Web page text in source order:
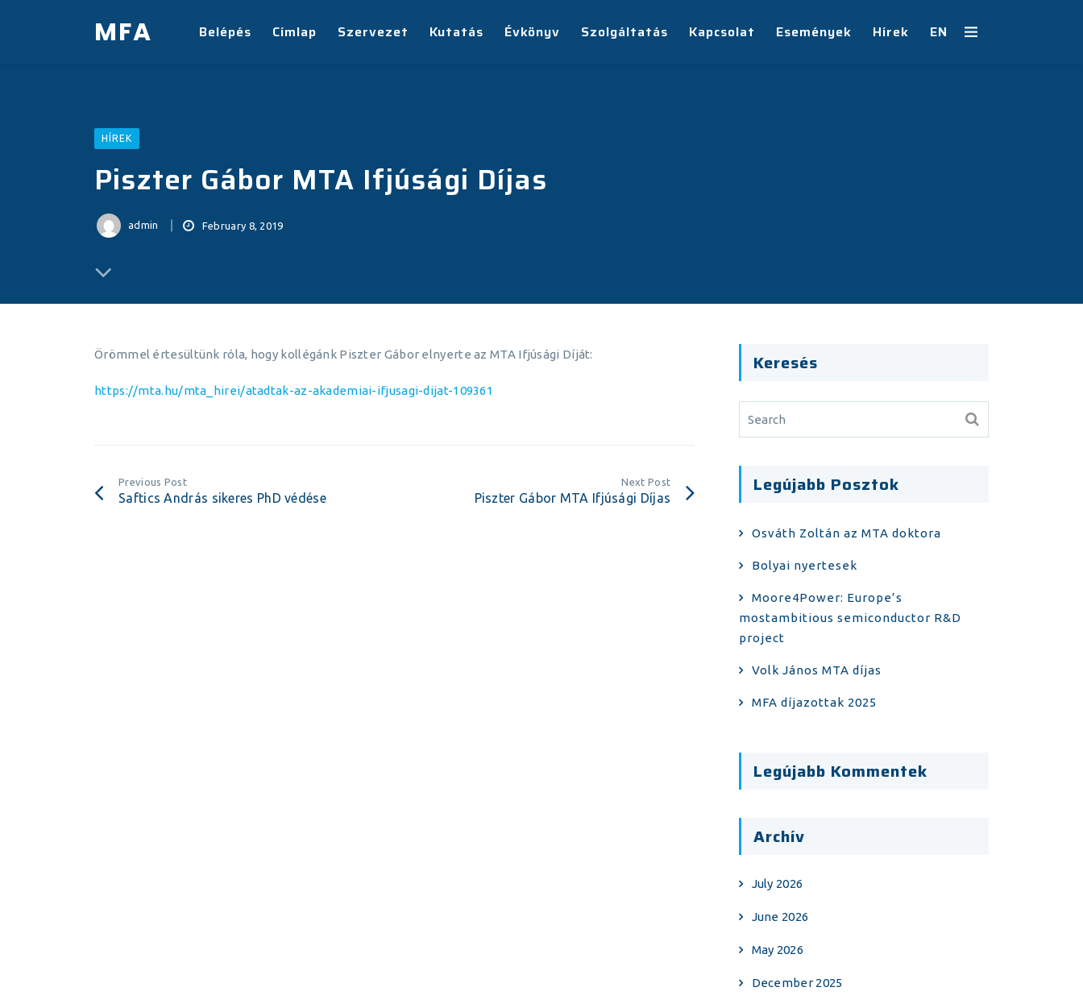
MFA Belépés Címlap Szervezet Kutatás Évkönyv Szolgáltatás Kapcsolat Események Hírek EN
HÍREK
Piszter Gábor MTA Ifjúsági Díjas
admin February 8, 2019
Örömmel értesültünk róla, hogy kollégánk Piszter Gábor elnyerte az MTA Ifjúsági Díját:
https://mta.hu/mta_hirei/atadtak-az-akademiai-ifjusagi-dijat-109361
Previous Post
Saftics András sikeres PhD védése
Next Post
Piszter Gábor MTA Ifjúsági Díjas
Keresés
Legújabb Posztok
Osváth Zoltán az MTA doktora
Bolyai nyertesek
Moore4Power: Europe’s
mostambitious semiconductor R&D
project
Volk János MTA díjas
MFA díjazottak 2025
Legújabb Kommentek
Archív
July 2026
June 2026
May 2026
December 2025